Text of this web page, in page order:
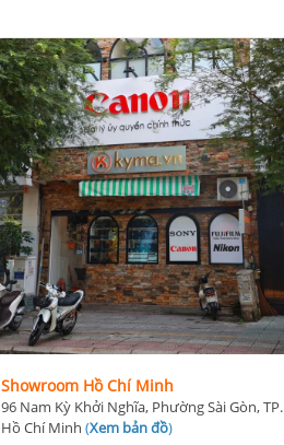
Showroom Hồ Chí Minh
96 Nam Kỳ Khởi Nghĩa, Phường Sài Gòn, TP.
Hồ Chí Minh(Xem bản đồ)